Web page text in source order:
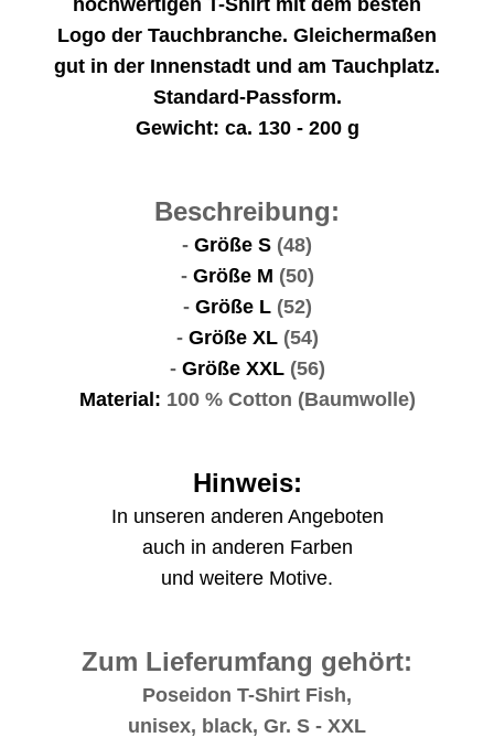
hochwertigen T-Shirt mit dem besten
Logo der Tauchbranche. Gleichermaßen
gut in der Innenstadt und am Tauchplatz.
Standard-Passform.
Gewicht: ca. 130 - 200 g
Beschreibung:
- Größe S (48)
- Größe M (50)
- Größe L (52)
- Größe XL (54)
- Größe XXL (56)
Material: 100 % Cotton (Baumwolle)
Hinweis:
In unseren anderen Angeboten
auch in anderen Farben
und weitere Motive.
Zum Lieferumfang gehört:
Poseidon T-Shirt Fish,
unisex, black, Gr. S - XXL